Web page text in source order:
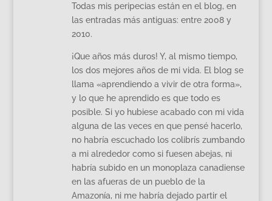
Todas mis peripecias están en el blog, en
las entradas más antiguas: entre 2008 y
2010.
¡Que años más duros! Y, al mismo tiempo,
los dos mejores años de mi vida. El blog se
llama «aprendiendo a vivir de otra forma»,
y lo que he aprendido es que todo es
posible. Si yo hubiese acabado con mi vida
alguna de las veces en que pensé hacerlo,
no habría escuchado los colibrís zumbando
a mi alrededor como si fuesen abejas, ni
habría subido en un monoplaza canadiense
en las afueras de un pueblo de la
Amazonía, ni me habría dejado partir el